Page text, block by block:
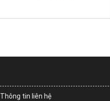
Thông tin liên hệ